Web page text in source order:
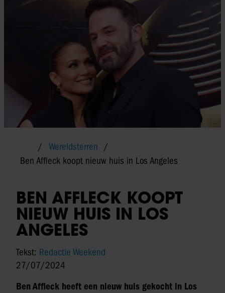
Wereldsterren
Ben Affleck koopt nieuw huis in Los Angeles
BEN AFFLECK KOOPT
NIEUW HUIS IN LOS
ANGELES
Tekst: Redactie Weekend
27/07/2024
Ben Affleck heeft een nieuw huis gekocht in Los